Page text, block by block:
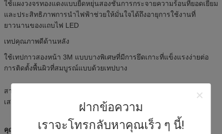
ฝากข้อความ
เราจะโทรกลับหาคุณเร็ว ๆ นี้!
ใช้แผงวงจรทองแดงแบบยืดหยุ่นสองชั้นการกระจายความร้อนที่ยอดเยี่ยม
และประสิทธิภาพการนำไฟฟ้าช่วยให้มั่นใจได้ถึงอายุการใช้งานที่
ยาวนานของแถบไฟ LED
เทปคุณภาพดีด้านหลัง
ใช้เทปกาวสองหน้า 3M แบบบางพิเศษที่มีการยึดเกาะที่แข็งแรงง่ายต่อ
การติดตั้งพื้นผิวที่สมบูรณ์แบบด้วยเทปบาง
สามารถตัดออกในสถานที่ที่ทำเครื่องหมายไว้และเชื่อมต่อกับอุปกรณ์
เสริมที่เหมาะสมได้
คุณสมบัติ: